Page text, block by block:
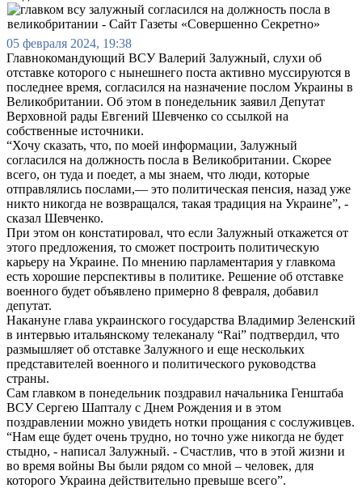
05 февраля 2024, 19:38
Главнокомандующий ВСУ Валерий Залужный, слухи об
отставке которого с нынешнего поста активно муссируются в
последнее время, согласился на назначение послом Украины в
Великобритании. Об этом в понедельник заявил Депутат
Верховной рады Евгений Шевченко со ссылкой на
собственные источники.
“Хочу сказать, что, по моей информации, Залужный
согласился на должность посла в Великобритании. Скорее
всего, он туда и поедет, а мы знаем, что люди, которые
отправлялись послами,— это политическая пенсия, назад уже
никто никогда не возвращался, такая традиция на Украине”, -
сказал Шевченко.
При этом он констатировал, что если Залужный откажется от
этого предложения, то сможет построить политическую
карьеру на Украине. По мнению парламентария у главкома
есть хорошие перспективы в политике. Решение об отставке
военного будет объявлено примерно 8 февраля, добавил
депутат.
Накануне глава украинского государства Владимир Зеленский
в интервью итальянскому телеканалу “Rai” подтвердил, что
размышляет об отставке Залужного и еще нескольких
представителей военного и политического руководства
страны.
Сам главком в понедельник поздравил начальника Генштаба
ВСУ Сергею Шапталу с Днем Рождения и в этом
поздравлении можно увидеть нотки прощания с сослуживцев.
“Нам еще будет очень трудно, но точно уже никогда не будет
стыдно, - написал Залужный. - Счастлив, что в этой жизни и
во время войны Вы были рядом со мной – человек, для
которого Украина действительно превыше всего”.